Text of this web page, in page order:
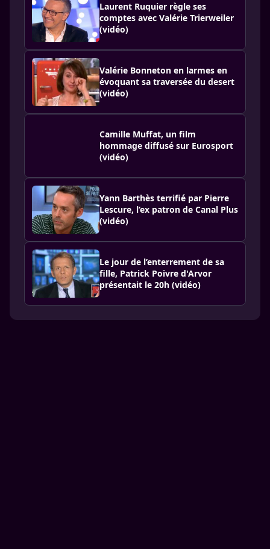
Laurent Ruquier règle ses
comptes avec Valérie Trierweiler
(vidéo)
Valérie Bonneton en larmes en
évoquant sa traversée du desert
(vidéo)
Camille Muffat, un film
hommage diffusé sur Eurosport
(vidéo)
Yann Barthès terrifié par Pierre
Lescure, l’ex patron de Canal Plus
(vidéo)
Le jour de l’enterrement de sa
fille, Patrick Poivre d'Arvor
présen­tait le 20h (vidéo)